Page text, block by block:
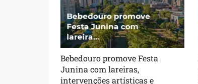
Bebedouro promove Festa
Junina com lareiras,
intervenções artísticas e